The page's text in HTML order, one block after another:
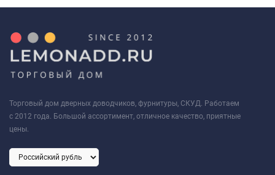
Торговый дом дверных доводчиков, фурнитуры, СКУД. Работаем
с 2012 года. Большой ассортимент, отличное качество, приятные
цены.